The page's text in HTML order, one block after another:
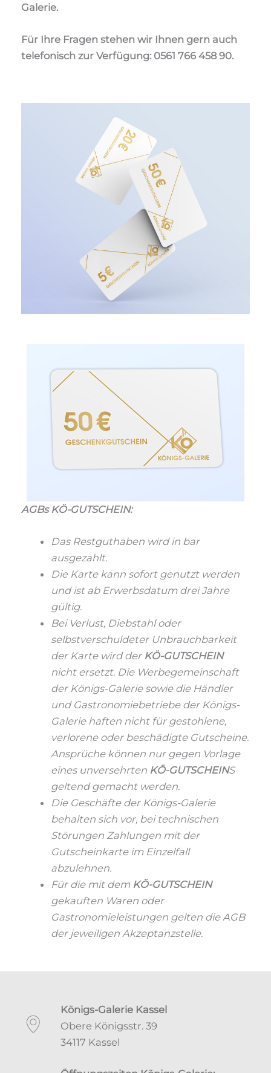
Galerie.
Für Ihre Fragen stehen wir Ihnen gern auch
telefonisch zur Verfügung: 0561 766 458 90.
AGBs KÖ-GUTSCHEIN:
Das Restguthaben wird in bar
ausgezahlt.
Die Karte kann sofort genutzt werden
und ist ab Erwerbsdatum drei Jahre
gültig.
Bei Verlust, Diebstahl oder
selbstverschuldeter Unbrauchbarkeit
der Karte wird der KÖ-GUTSCHEIN
nicht ersetzt. Die Werbegemeinschaft
der Königs-Galerie sowie die Händler
und Gastronomiebetriebe der Königs-
Galerie haften nicht für gestohlene,
verlorene oder beschädigte Gutscheine.
Ansprüche können nur gegen Vorlage
eines unversehrten KÖ-GUTSCHEINS
geltend gemacht werden.
Die Geschäfte der Königs-Galerie
behalten sich vor, bei technischen
Störungen Zahlungen mit der
Gutscheinkarte im Einzelfall
abzulehnen.
Für die mit dem KÖ-GUTSCHEIN
gekauften Waren oder
Gastronomieleistungen gelten die AGB
der jeweiligen Akzeptanzstelle.
Königs-Galerie Kassel
Obere Königsstr. 39
34117 Kassel